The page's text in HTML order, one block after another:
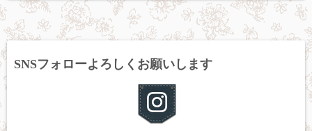
SNSフォローよろしくお願いします